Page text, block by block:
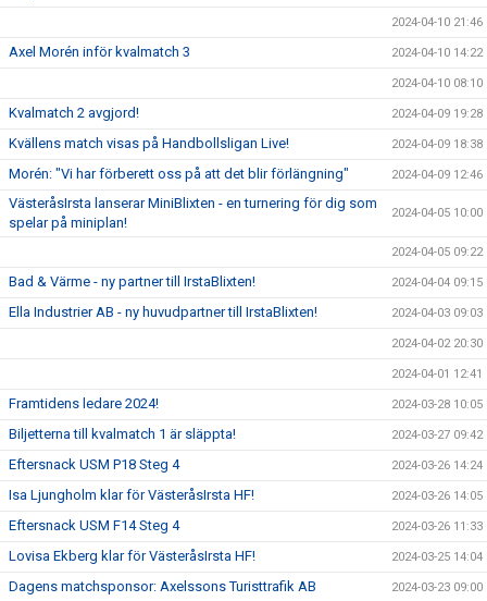
2024-04-10 21:46
Axel Morén inför kvalmatch 3 2024-04-10 14:22
2024-04-10 08:10
Kvalmatch 2 avgjord! 2024-04-09 19:28
Kvällens match visas på Handbollsligan Live! 2024-04-09 18:38
Morén: "Vi har förberett oss på att det blir förlängning" 2024-04-09 12:46
VästeråsIrsta lanserar MiniBlixten - en turnering för dig som
spelar på miniplan!
2024-04-05 10:00
2024-04-05 09:22
Bad & Värme - ny partner till IrstaBlixten! 2024-04-04 09:15
Ella Industrier AB - ny huvudpartner till IrstaBlixten! 2024-04-03 09:03
2024-04-02 20:30
2024-04-01 12:41
Framtidens ledare 2024! 2024-03-28 10:05
Biljetterna till kvalmatch 1 är släppta! 2024-03-27 09:42
Eftersnack USM P18 Steg 4 2024-03-26 14:24
Isa Ljungholm klar för VästeråsIrsta HF! 2024-03-26 14:05
Eftersnack USM F14 Steg 4 2024-03-26 11:33
Lovisa Ekberg klar för VästeråsIrsta HF! 2024-03-25 14:04
Dagens matchsponsor: Axelssons Turisttrafik AB 2024-03-23 09:00